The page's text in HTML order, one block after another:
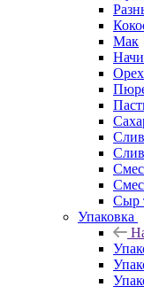
Мак
Сыр
Упаковка